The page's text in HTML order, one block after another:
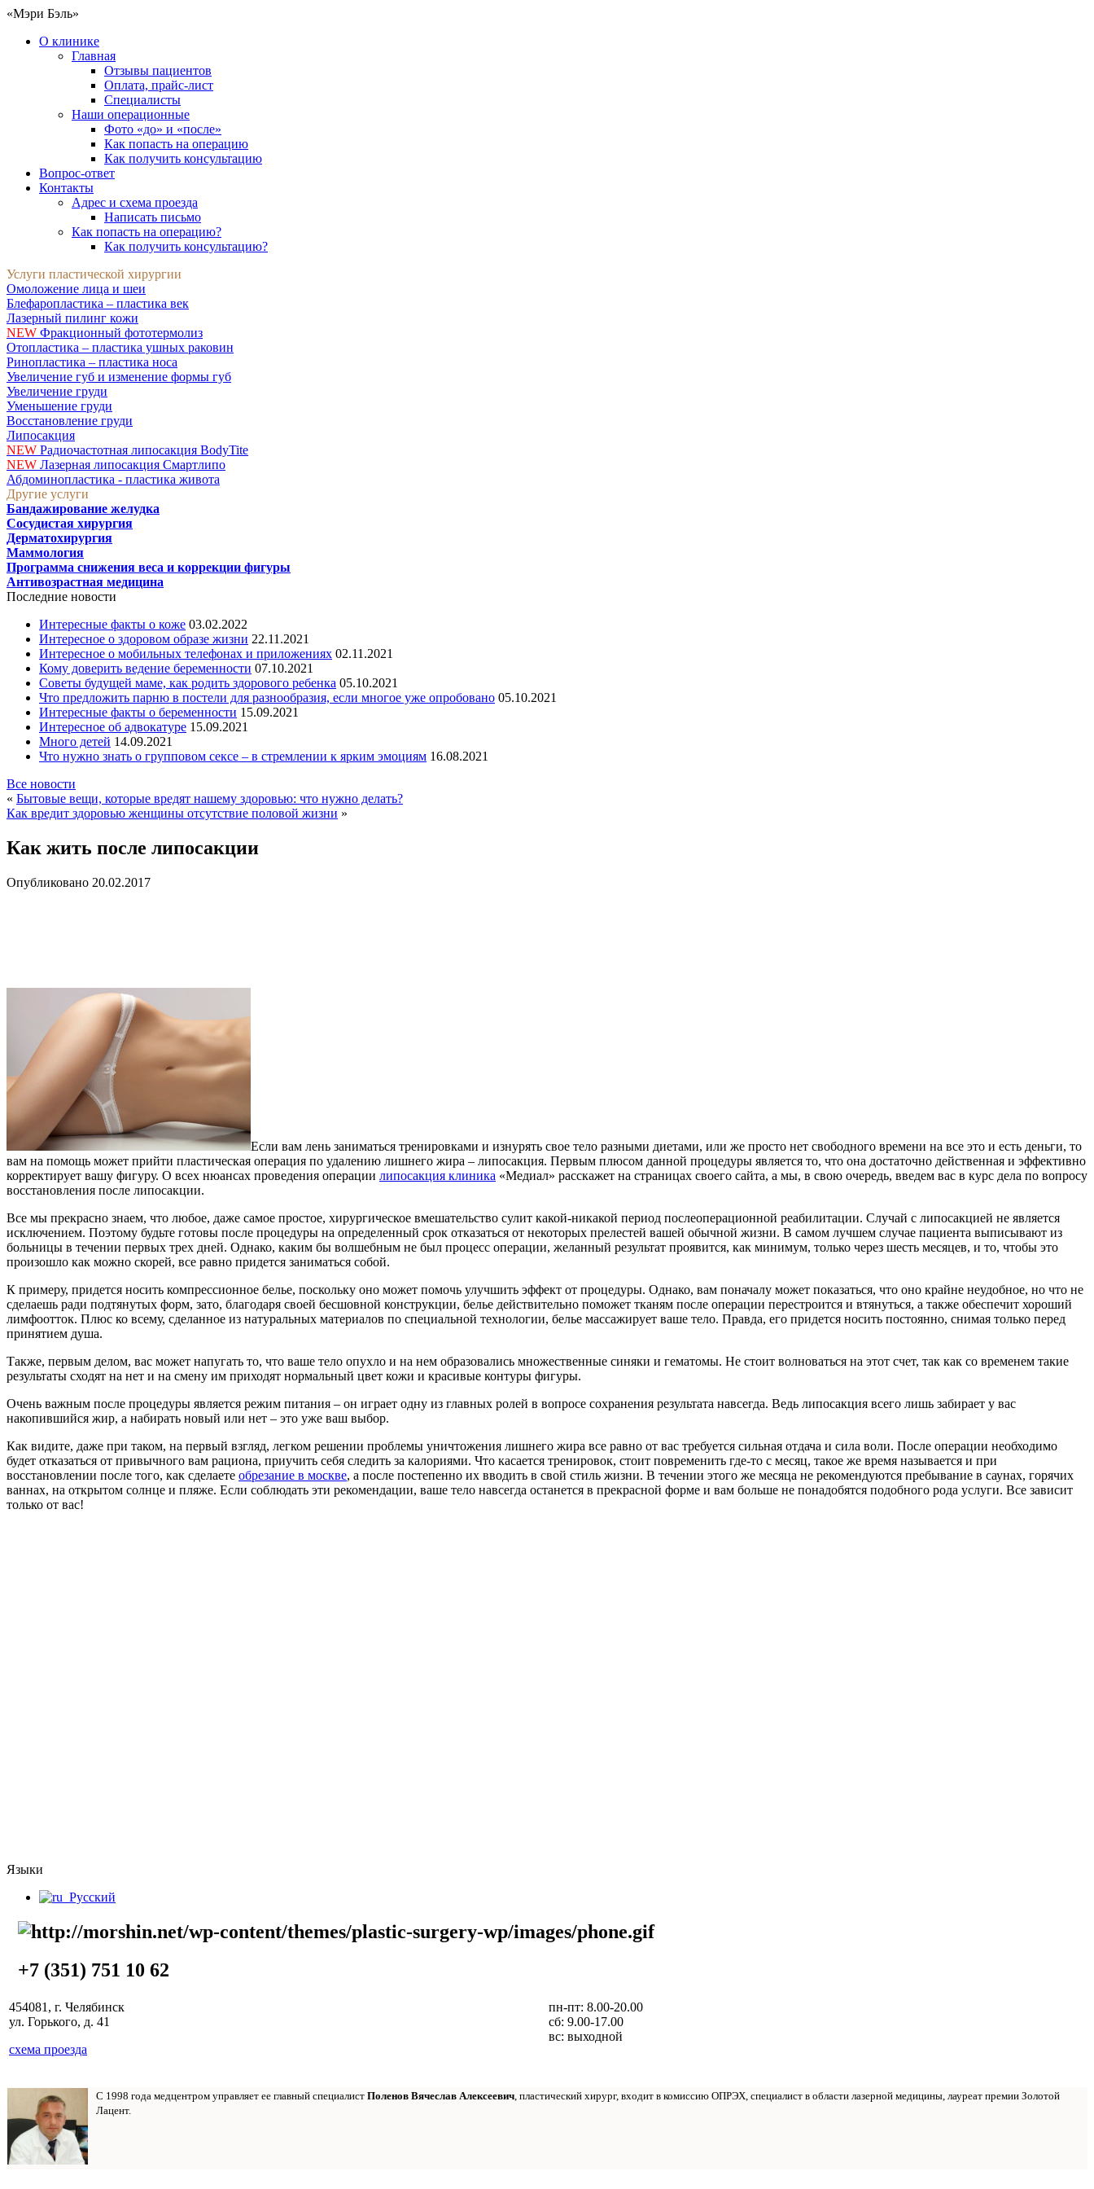
«Мэри Бэль»
О клинике
Главная
Отзывы пациентов
Оплата, прайс-лист
Специалисты
Наши операционные
Фото «до» и «после»
Как попасть на операцию
Как получить консультацию
Вопрос-ответ
Контакты
Адрес и схема проезда
Написать письмо
Как попасть на операцию?
Как получить консультацию?
Услуги пластической хирургии
Омоложение лица и шеи
Блефаропластика – пластика век
Лазерный пилинг кожи
NEW Фракционный фототермолиз
Отопластика – пластика ушных раковин
Ринопластика – пластика носа
Увеличение губ и изменение формы губ
Увеличение груди
Уменьшение груди
Восстановление груди
Липосакция
NEW Радиочастотная липосакция BodyTite
NEW Лазерная липосакция Смартлипо
Абдоминопластика - пластика живота
Другие услуги
Бандажирование желудка
Сосудистая хирургия
Дерматохирургия
Маммология
Программа снижения веса и коррекции фигуры
Антивозрастная медицина
Последние новости
Интересные факты о коже 03.02.2022
Интересное о здоровом образе жизни 22.11.2021
Интересное о мобильных телефонах и приложениях 02.11.2021
Кому доверить ведение беременности 07.10.2021
Советы будущей маме, как родить здорового ребенка 05.10.2021
Что предложить парню в постели для разнообразия, если многое уже опробовано 05.10.2021
Интересные факты о беременности 15.09.2021
Интересное об адвокатуре 15.09.2021
Много детей 14.09.2021
Что нужно знать о групповом сексе – в стремлении к ярким эмоциям 16.08.2021
Все новости
« Бытовые вещи, которые вредят нашему здоровью: что нужно делать?
Как вредит здоровью женщины отсутствие половой жизни »
Как жить после липосакции
Опубликовано 20.02.2017
Если вам лень заниматься тренировками и изнурять свое тело разными диетами, или же просто нет свободного времени на все это и есть деньги, то
вам на помощь может прийти пластическая операция по удалению лишнего жира – липосакция. Первым плюсом данной процедуры является то, что она достаточно действенная и эффективно
корректирует вашу фигуру. О всех нюансах проведения операции липосакция клиника «Медиал» расскажет на страницах своего сайта, а мы, в свою очередь, введем вас в курс дела по вопросу
восстановления после липосакции.
Все мы прекрасно знаем, что любое, даже самое простое, хирургическое вмешательство сулит какой-никакой период послеоперационной реабилитации. Случай с липосакцией не является
исключением. Поэтому будьте готовы после процедуры на определенный срок отказаться от некоторых прелестей вашей обычной жизни. В самом лучшем случае пациента выписывают из
больницы в течении первых трех дней. Однако, каким бы волшебным не был процесс операции, желанный результат проявится, как минимум, только через шесть месяцев, и то, чтобы это
произошло как можно скорей, все равно придется заниматься собой.
К примеру, придется носить компрессионное белье, поскольку оно может помочь улучшить эффект от процедуры. Однако, вам поначалу может показаться, что оно крайне неудобное, но что не
сделаешь ради подтянутых форм, зато, благодаря своей бесшовной конструкции, белье действительно поможет тканям после операции перестроится и втянуться, а также обеспечит хороший
лимфоотток. Плюс ко всему, сделанное из натуральных материалов по специальной технологии, белье массажирует ваше тело. Правда, его придется носить постоянно, снимая только перед
принятием душа.
Также, первым делом, вас может напугать то, что ваше тело опухло и на нем образовались множественные синяки и гематомы. Не стоит волноваться на этот счет, так как со временем такие
результаты сходят на нет и на смену им приходят нормальный цвет кожи и красивые контуры фигуры.
Очень важным после процедуры является режим питания – он играет одну из главных ролей в вопросе сохранения результата навсегда. Ведь липосакция всего лишь забирает у вас
накопившийся жир, а набирать новый или нет – это уже ваш выбор.
Как видите, даже при таком, на первый взгляд, легком решении проблемы уничтожения лишнего жира все равно от вас требуется сильная отдача и сила воли. После операции необходимо
будет отказаться от привычного вам рациона, приучить себя следить за калориями. Что касается тренировок, стоит повременить где-то с месяц, такое же время называется и при
восстановлении после того, как сделаете обрезание в москве, а после постепенно их вводить в свой стиль жизни. В течении этого же месяца не рекомендуются пребывание в саунах, горячих
ваннах, на открытом солнце и пляже. Если соблюдать эти рекомендации, ваше тело навсегда останется в прекрасной форме и вам больше не понадобятся подобного рода услуги. Все зависит
только от вас!
Языки
Русский
+7 (351) 751 10 62
454081, г. Челябинск
ул. Горького, д. 41
схема проезда
пн-пт: 8.00-20.00
сб: 9.00-17.00
вс: выходной
С 1998 года медцентром управляет ее главный специалист Поленов Вячеслав Алексеевич , пластический хирург, входит в комиссию ОПРЭХ, специалист в области лазерной медицины, лауреат премии Золотой
Лацент.